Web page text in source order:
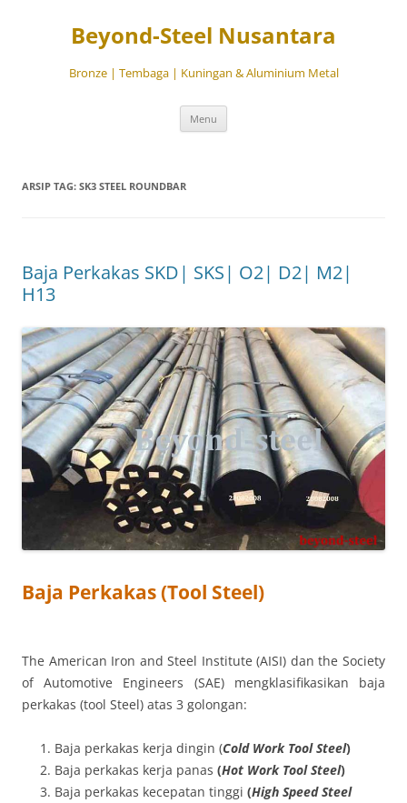
Beyond-Steel Nusantara
Bronze | Tembaga | Kuningan & Aluminium Metal
Menu
ARSIP TAG: SK3 STEEL ROUNDBAR
Baja Perkakas SKD| SKS| O2| D2| M2|
H13
Baja Perkakas (Tool Steel)
The American Iron and Steel Institute (AISI) dan the Society
of Automotive Engineers (SAE) mengklasifikasikan baja
perkakas (tool Steel) atas 3 golongan:
Baja perkakas kerja dingin (Cold Work Tool Steel)
Baja perkakas kerja panas (Hot Work Tool Steel)
Baja perkakas kecepatan tinggi (High Speed Steel